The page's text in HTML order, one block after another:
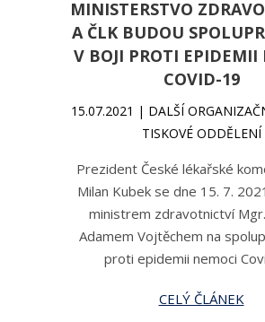
MINISTERSTVO
A ČLK BUDOU
V BOJI PROTI EPIDEMII
COVID-19
15.07.2021 | DALŠÍ
TISKOVÉ ODDĚLENÍ
Prezident České lékařské
Milan Kubek se dne 15. 7.
ministrem zdravotnictví
Adamem Vojtěchem na
proti epidemii nemoci
CELÝ ČLÁNEK